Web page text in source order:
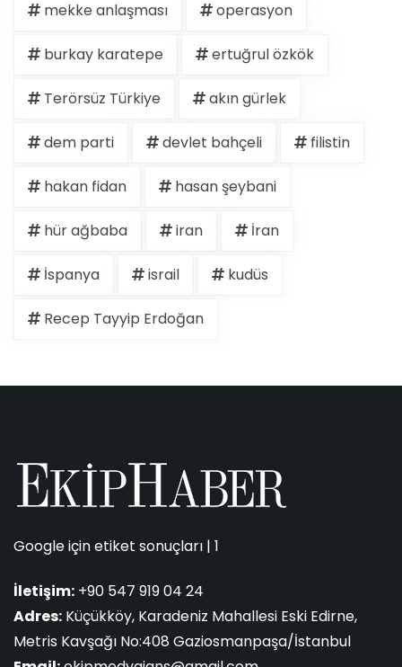
mekke anlaşması operasyon
burkay karatepe ertuğrul özkök
Terörsüz Türkiye akın gürlek
dem parti devlet bahçeli filistin
hakan fidan hasan şeybani
hür ağbaba iran İran
İspanya israil kudüs
Recep Tayyip Erdoğan
Google için etiket sonuçları | 1
İletişim: +90 547 919 04 24
Adres: Küçükköy, Karadeniz Mahallesi Eski Edirne,
Metris Kavşağı No:408 Gaziosmanpaşa/İstanbul